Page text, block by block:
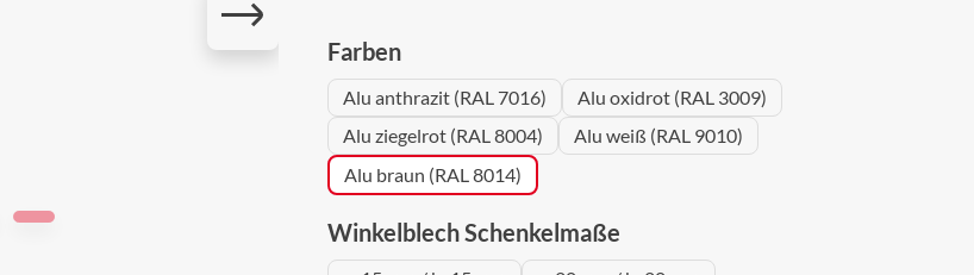
Farbenauswählen
Alu anthrazit (RAL 7016)
Alu oxidrot (RAL 3009)
Alu ziegelrot (RAL 8004)
Alu weiß (RAL 9010)
Alu braun (RAL 8014)
Winkelblech Schenkelmaßeauswählen